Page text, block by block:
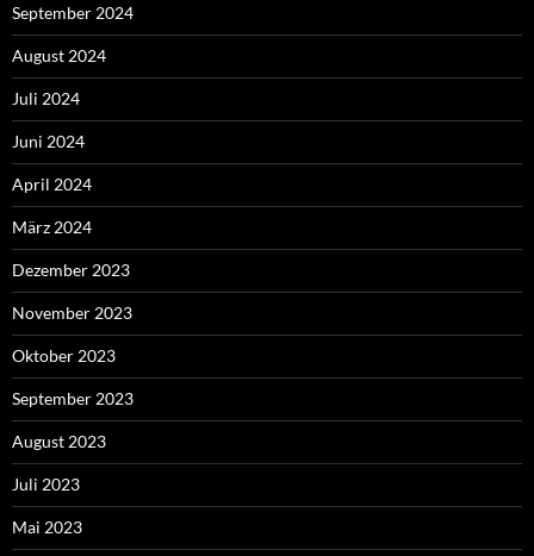
September 2024
August 2024
Juli 2024
Juni 2024
April 2024
März 2024
Dezember 2023
November 2023
Oktober 2023
September 2023
August 2023
Juli 2023
Mai 2023